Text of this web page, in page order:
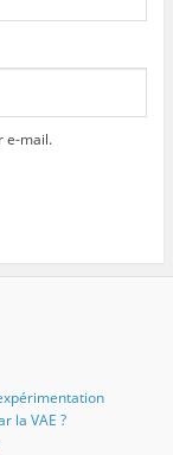
e-mail.
la VAE ?